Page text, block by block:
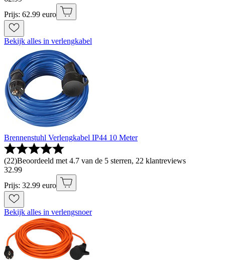
Prijs: 62.99 euro
Bekijk alles in verlengkabel
Brennenstuhl Verlengkabel IP44 10 Meter
(22)Beoordeeld met 4.7 van de 5 sterren, 22 klantreviews
32.99
Prijs: 32.99 euro
Bekijk alles in verlengsnoer